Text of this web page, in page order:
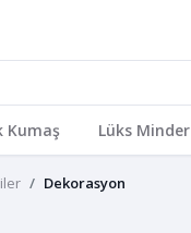
Kumaş Lüks Minder
Dekorasyon